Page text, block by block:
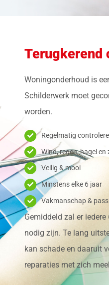
Terugkerend
Woningonderhoud is
Schilderwerk moet
worden.
Regelmatig
Wind, regen, hagel en
Veilig & mooi
Minstens elke 6 jaar
Vakmanschap &
Gemiddeld zal er
nodig zijn. Te lang
kan schade en daaruit
reparaties met zich